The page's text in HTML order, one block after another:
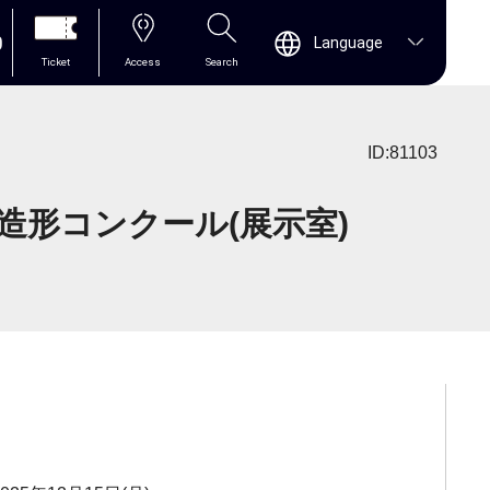
Ticket Access Search
Language
ID:81103
形コンクール(展示室)